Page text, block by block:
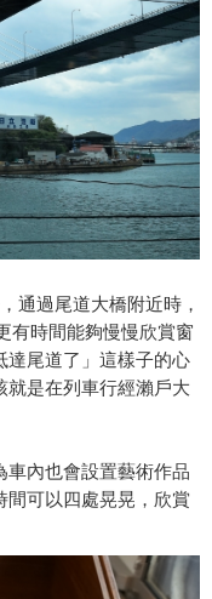
通過尾道大橋附近時，
有時間能夠慢慢欣賞窗
達尾道了」這樣子的心
就是在列車行經瀨戶大
車內也會設置藝術作品
間可以四處晃晃，欣賞